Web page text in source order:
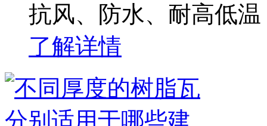
抗风、防水、耐高低温
了解详情